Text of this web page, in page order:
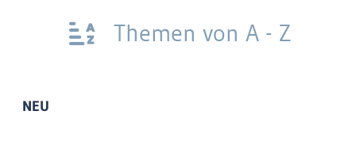
Themen von A - Z
NEU